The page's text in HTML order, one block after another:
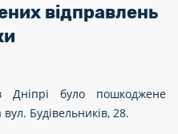
відправлень
Дніпрі було пошкоджене
Будівельників, 28.